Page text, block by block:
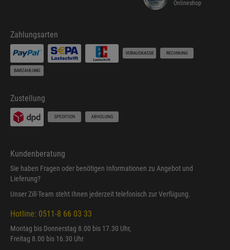
Onlineshop
Zahlungsarten
Zustellung
Kundenberatung
Sie haben Fragen oder benötigen Informationen zu Angebot und
Lieferung?
Unser Zill-Team steht Ihnen jederzeit telefonisch zur Verfügung.
Hotline: 0511-8 66 03 33
Montag bis Donnerstag 8.00 bis 17.30 Uhr,
Freitag 8.00 bis 16.30 Uhr